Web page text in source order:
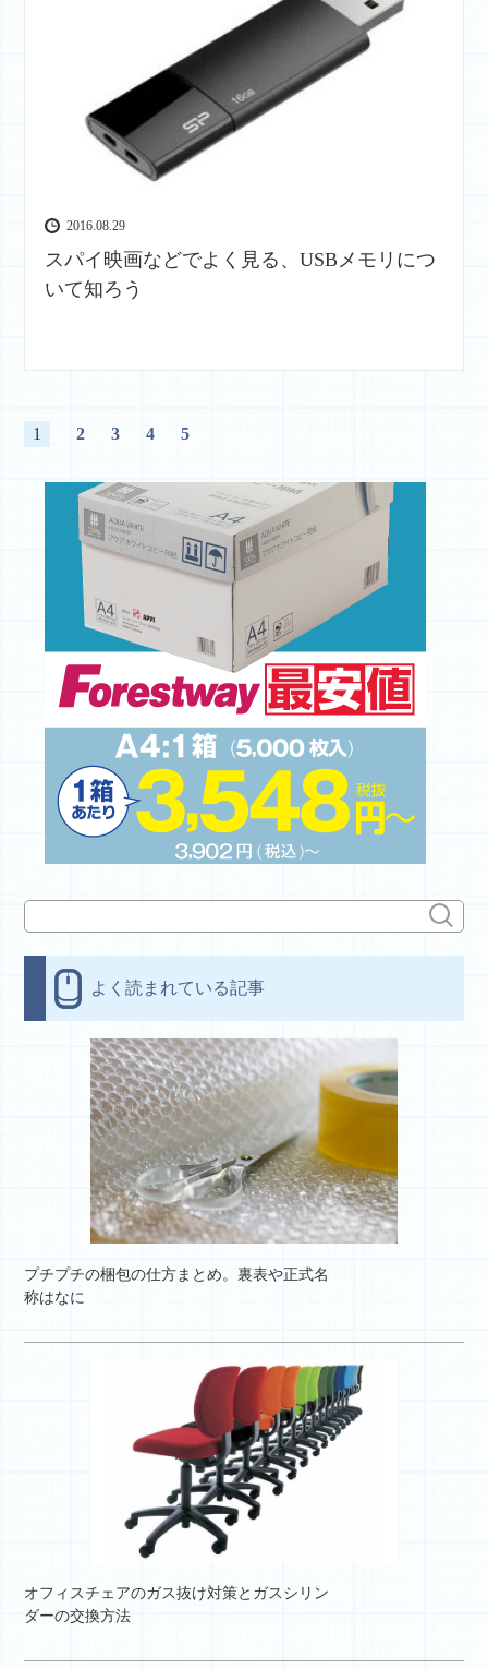
2016.08.29
スパイ映画などでよく見る、USBメモリにつ
いて知ろう
1 2 3 4 5
よく読まれている記事
プチプチの梱包の仕方まとめ。裏表や正式名
称はなに
オフィスチェアのガス抜け対策とガスシリン
ダーの交換方法